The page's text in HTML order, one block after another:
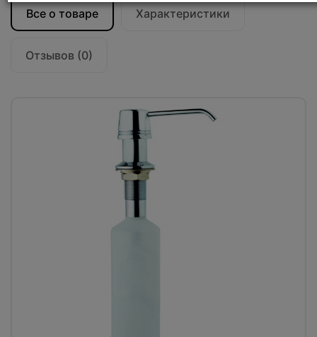
Все о товаре Характеристики
Отзывов (0)